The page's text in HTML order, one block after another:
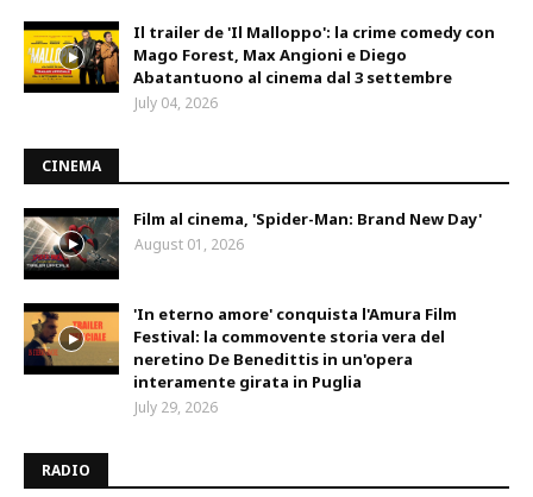
Il trailer de 'Il Malloppo': la crime comedy con
Mago Forest, Max Angioni e Diego
Abatantuono al cinema dal 3 settembre
July 04, 2026
CINEMA
Film al cinema, 'Spider-Man: Brand New Day'
August 01, 2026
'In eterno amore' conquista l'Amura Film
Festival: la commovente storia vera del
neretino De Benedittis in un'opera
interamente girata in Puglia
July 29, 2026
RADIO